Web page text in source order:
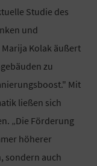
Studie des
und
Marija Kolak äußert
zu
Mit
ließen sich
„Die Förderung
höherer
sondern auch